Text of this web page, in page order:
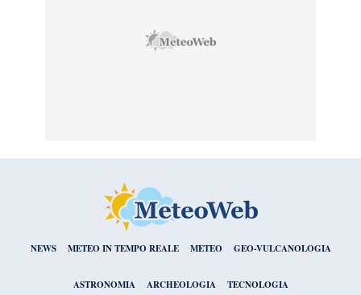
NEWS METEO IN TEMPO REALE METEO GEO-VULCANOLOGIA
ASTRONOMIA ARCHEOLOGIA TECNOLOGIA